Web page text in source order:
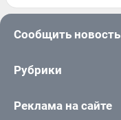
Сообщить новость
Рубрики
Реклама на сайте